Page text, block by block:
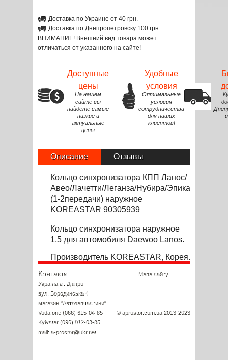
Доставка по Украине от 40 грн.
Доставка по Днепропетровску 100 грн.
ВНИМАНИЕ! Внешний вид товара может
отличаться от указанного на сайте!
Доступные
цены
На нашем
сайте вы
найдете самые
низкие и
актуальные
цены
Удобные
условия
Оптимальные
условия
сотрудничества
для наших
клиентов!
Описание Отзывы
Кольцо синхронизатора КПП Ланос/
Авео/Лачетти/Леганза/Нубира/Эпика
(1-2передачи) наружное
KOREASTAR 90305939
Кольцо синхронизатора наружное
1,5 для автомобиля Daewoo Lanos.
Производитель KOREASTAR, Корея.
Контакти:
Україна м. Дніпро
вул. Бородинська 4
магазин "Автозапчастини"
Vodafone (066) 615-04-85
Kyivstar (096) 012-03-85
mail: a-prostor@ukr.net
Мапа сайту
© aprostor.com.ua 2013-2023